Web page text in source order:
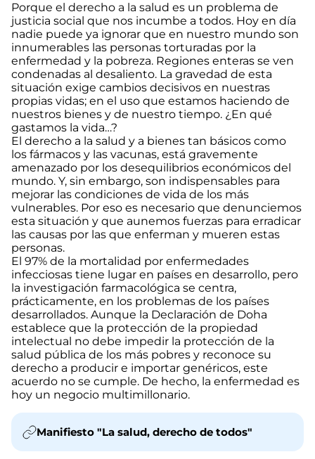
Porque el derecho a la salud es un problema de
justicia social que nos incumbe a todos. Hoy en día
nadie puede ya ignorar que en nuestro mundo son
innumerables las personas torturadas por la
enfermedad y la pobreza. Regiones enteras se ven
condenadas al desaliento. La gravedad de esta
situación exige cambios decisivos en nuestras
propias vidas; en el uso que estamos haciendo de
nuestros bienes y de nuestro tiempo. ¿En qué
gastamos la vida…?
El derecho a la salud y a bienes tan básicos como
los fármacos y las vacunas, está gravemente
amenazado por los desequilibrios económicos del
mundo. Y, sin embargo, son indispensables para
mejorar las condiciones de vida de los más
vulnerables. Por eso es necesario que denunciemos
esta situación y que aunemos fuerzas para erradicar
las causas por las que enferman y mueren estas
personas.
El 97% de la mortalidad por enfermedades
infecciosas tiene lugar en países en desarrollo, pero
la investigación farmacológica se centra,
prácticamente, en los problemas de los países
desarrollados. Aunque la Declaración de Doha
establece que la protección de la propiedad
intelectual no debe impedir la protección de la
salud pública de los más pobres y reconoce su
derecho a producir e importar genéricos, este
acuerdo no se cumple. De hecho, la enfermedad es
hoy un negocio multimillonario.
Manifiesto "La salud, derecho de todos"